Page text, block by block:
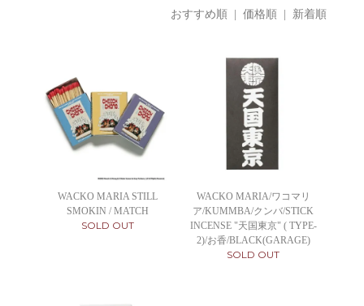
おすすめ順 | 価格順 | 新着順
WACKO MARIA STILL
SMOKIN / MATCH
SOLD OUT
WACKO MARIA/ワコマリ
ア/KUMMBA/クンバ/STICK
INCENSE "天国東京" ( TYPE-
2)/お香/BLACK(GARAGE)
SOLD OUT